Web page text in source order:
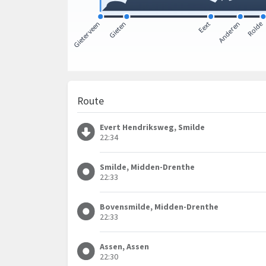
Route
Evert Hendriksweg, Smilde
22:34
Smilde, Midden-Drenthe
22:33
Bovensmilde, Midden-Drenthe
22:33
Assen, Assen
22:30